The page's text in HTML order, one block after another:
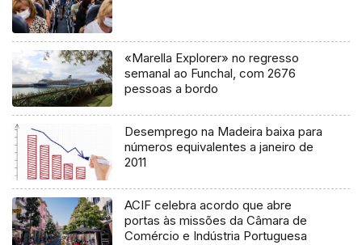
«Marella Explorer» no regresso
semanal ao Funchal, com 2676
pessoas a bordo
Desemprego na Madeira baixa para
números equivalentes a janeiro de
2011
ACIF celebra acordo que abre
portas às missões da Câmara de
Comércio e Indústria Portuguesa